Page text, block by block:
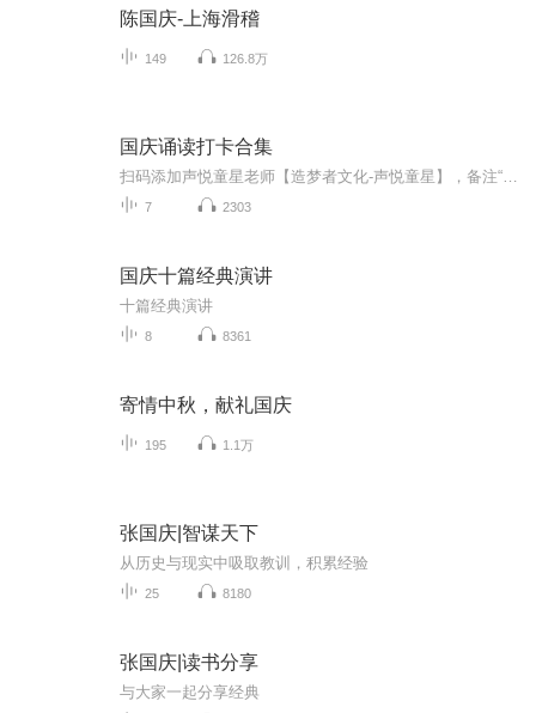
陈国庆-上海滑稽
149 126.8万
国庆诵读打卡合集
7 2303
国庆十篇经典演讲
十篇经典演讲
8 8361
寄情中秋，献礼国庆
195 1.1万
张国庆|智谋天下
从历史与现实中吸取教训，积累经验
25 8180
张国庆|读书分享
与大家一起分享经典